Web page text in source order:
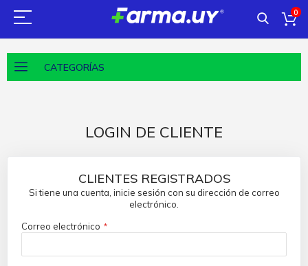
0
CATEGORÍAS
LOGIN DE CLIENTE
CLIENTES REGISTRADOS
Si tiene una cuenta, inicie sesión con su dirección de correo
electrónico.
Correo electrónico